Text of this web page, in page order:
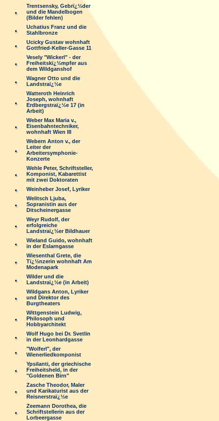
Trentsensky, Gebrï¿½der
und die Mandelbogen
(Bilder fehlen)
Uchatius Franz und die
Stahlbronze
Ucicky Gustav wohnhaft
Gottfried-Keller-Gasse 11
Vesely "Wickerl" - der
Freiheitskï¿½mpfer aus
dem Wildganshof
Wagner Otto und die
Landstraï¿½e
Watteroth Heinrich
Joseph, wohnhaft
Erdbergstraï¿½e 17 (in
Arbeit)
Weber Max Maria v.,
Eisenbahntechniker,
wohnhaft Wien III
Webern Anton v., der
Leiter der
Arbeitersymphonie-
Konzerte
Wehle Peter, Schriftsteller,
Komponist, Kabarettist
mit zwei Doktoraten
Weinheber Josef, Lyriker
Welitsch Ljuba,
Sopranistin aus der
Ditscheinergasse
Weyr Rudolf, der
erfolgreiche
Landstraï¿½er Bildhauer
Wieland Guido, wohnhaft
in der Eslarngasse
Wiesenthal Grete, die
Tï¿½nzerin wohnhaft Am
Modenapark
Wilder und die
Landstraï¿½e (in Arbeit)
Wildgans Anton, Lyriker
und Direktor des
Burgtheaters
Wittgenstein Ludwig,
Philosoph und
Hobbyarchitekt
Wolf Hugo bei Dr. Svetlin
in der Leonhardgasse
"Wolferl", der
Wienerliedkomponist
Ypsilanti, der griechische
Freiheitsheld, in der
"Goldenen Birn"
Zasche Theodor, Maler
und Karikaturist aus der
Reisnerstraï¿½e
Zeemann Dorothea, die
Schriftstellerin aus der
Lorbeergasse